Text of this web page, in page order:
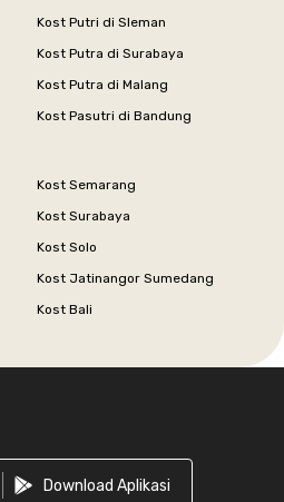
Kost Putri di Sleman
Kost Putra di Surabaya
Kost Putra di Malang
Kost Pasutri di Bandung
Kost Semarang
Kost Surabaya
Kost Solo
Kost Jatinangor Sumedang
Kost Bali
Download Aplikasi